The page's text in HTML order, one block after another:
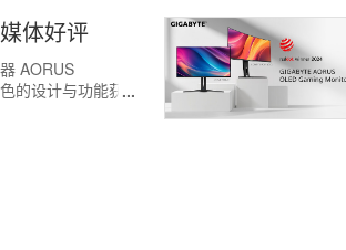
体好评
AORUS
的设计与功能获